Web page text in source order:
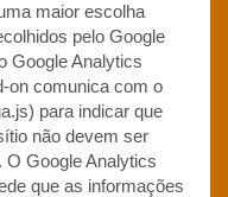
maior escolha
pelo Google
Google Analytics
on comunica com o
para indicar que
não devem ser
O Google Analytics
que as informações